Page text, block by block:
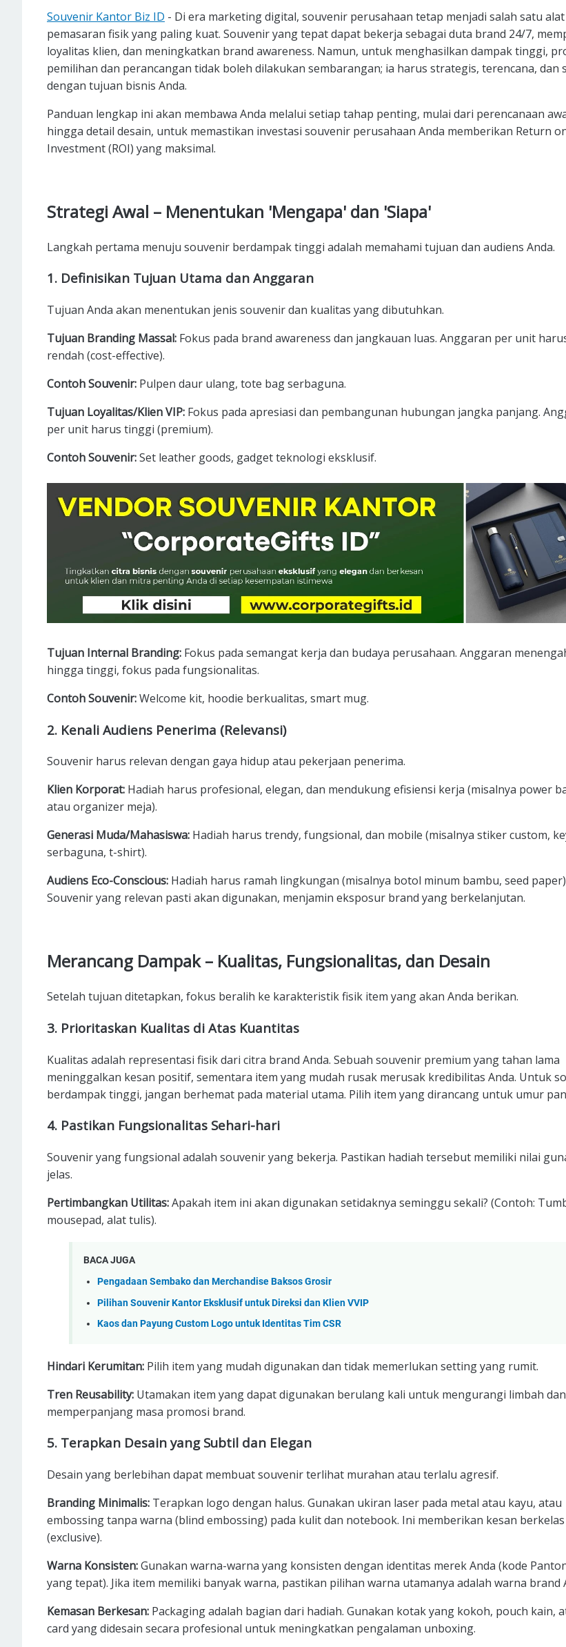
Souvenir Kantor Biz ID - Di era marketing digital, souvenir perusahaan tetap menjadi salah satu alat
pemasaran fisik yang paling kuat. Souvenir yang tepat dapat bekerja sebagai duta brand 24/7,
loyalitas klien, dan meningkatkan brand awareness. Namun, untuk menghasilkan dampak tinggi,
pemilihan dan perancangan tidak boleh dilakukan sembarangan; ia harus strategis, terencana, dan
dengan tujuan bisnis Anda.
Panduan lengkap ini akan membawa Anda melalui setiap tahap penting, mulai dari perencanaan
hingga detail desain, untuk memastikan investasi souvenir perusahaan Anda memberikan Return
Investment (ROI) yang maksimal.
Strategi Awal – Menentukan 'Mengapa' dan 'Siapa'
Langkah pertama menuju souvenir berdampak tinggi adalah memahami tujuan dan audiens Anda.
1. Definisikan Tujuan Utama dan Anggaran
Tujuan Anda akan menentukan jenis souvenir dan kualitas yang dibutuhkan.
Tujuan Branding Massal: Fokus pada brand awareness dan jangkauan luas. Anggaran per unit
rendah (cost-effective).
Contoh Souvenir: Pulpen daur ulang, tote bag serbaguna.
Tujuan Loyalitas/Klien VIP: Fokus pada apresiasi dan pembangunan hubungan jangka panjang.
per unit harus tinggi (premium).
Contoh Souvenir:Set leather goods, gadget teknologi eksklusif.
Tujuan Internal Branding: Fokus pada semangat kerja dan budaya perusahaan. Anggaran
hingga tinggi, fokus pada fungsionalitas.
Contoh Souvenir:Welcome kit, hoodie berkualitas, smart mug.
2. Kenali Audiens Penerima (Relevansi)
Souvenir harus relevan dengan gaya hidup atau pekerjaan penerima.
Klien Korporat: Hadiah harus profesional, elegan, dan mendukung efisiensi kerja (misalnya power
atau organizer meja).
Generasi Muda/Mahasiswa: Hadiah harus trendy, fungsional, dan mobile (misalnya stiker custom,
serbaguna, t-shirt).
Audiens Eco-Conscious: Hadiah harus ramah lingkungan (misalnya botol minum bambu, seed
Souvenir yang relevan pasti akan digunakan, menjamin eksposur brand yang berkelanjutan.
Merancang Dampak – Kualitas, Fungsionalitas, dan Desain
Setelah tujuan ditetapkan, fokus beralih ke karakteristik fisik item yang akan Anda berikan.
3. Prioritaskan Kualitas di Atas Kuantitas
Kualitas adalah representasi fisik dari citra brand Anda. Sebuah souvenir premium yang tahan lama
meninggalkan kesan positif, sementara item yang mudah rusak merusak kredibilitas Anda. Untuk
berdampak tinggi, jangan berhemat pada material utama. Pilih item yang dirancang untuk umur
4. Pastikan Fungsionalitas Sehari-hari
Souvenir yang fungsional adalah souvenir yang bekerja. Pastikan hadiah tersebut memiliki nilai
jelas.
Pertimbangkan Utilitas:Apakah item ini akan digunakan setidaknya seminggu sekali? (Contoh:
mousepad, alat tulis).
BACA JUGA
Pengadaan Sembako dan Merchandise Baksos Grosir
Pilihan Souvenir Kantor Eksklusif untuk Direksi dan Klien VVIP
Kaos dan Payung Custom Logo untuk Identitas Tim CSR
Hindari Kerumitan: Pilih item yang mudah digunakan dan tidak memerlukan setting yang rumit.
Tren Reusability: Utamakan item yang dapat digunakan berulang kali untuk mengurangi limbah dan
memperpanjang masa promosi brand.
5. Terapkan Desain yang Subtil dan Elegan
Desain yang berlebihan dapat membuat souvenir terlihat murahan atau terlalu agresif.
Branding Minimalis: Terapkan logo dengan halus. Gunakan ukiran laser pada metal atau kayu, atau
embossing tanpa warna (blind embossing) pada kulit dan notebook. Ini memberikan kesan berkelas
(exclusive).
Warna Konsisten:Gunakan warna-warna yang konsisten dengan identitas merek Anda (kode
yang tepat). Jika item memiliki banyak warna, pastikan pilihan warna utamanya adalah warna brand
Kemasan Berkesan: Packaging adalah bagian dari hadiah. Gunakan kotak yang kokoh, pouch kain,
card yang didesain secara profesional untuk meningkatkan pengalaman unboxing.